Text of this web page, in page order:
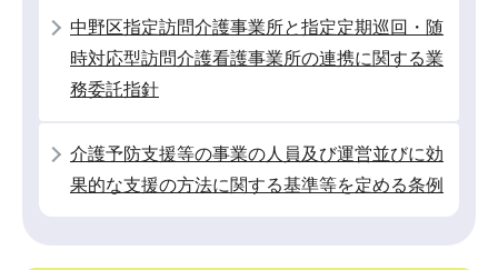
中野区指定訪問介護事業所と指定定期巡回・随
時対応型訪問介護看護事業所の連携に関する業
務委託指針
介護予防支援等の事業の人員及び運営並びに効
果的な支援の方法に関する基準等を定める条例